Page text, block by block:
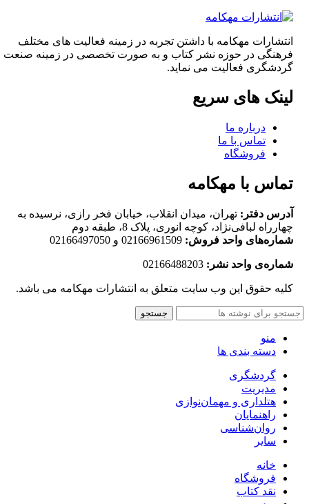
انتشارات مهکامه با داشتن تجربه در زمینه فعالیت های مختلف
فرهنگی در حوزه نشر کتاب و به صورت تخصصی در زمینه صنعت
گردشگری فعالیت می نماید.
لینک های سریع
درباره ما
تماس با ما
فروشگاه
تماس با مهکامه
آدرس دفتر: تهران، میدان انقلاب، خیابان فخر رازی، نرسیده به
چهارراه لبافی‌نژاد، کوچه انوری، پلاک 8، طبقه دوم
شماره‌های واحد فروش: 02166961509 و 02166497050
شماره‌‌ی واحد نشر:
کلیه حقوق این وب سایت متعلق به انتشارات مهکامه می باشد.
جستجو
منو
دسته بندی ها
گردشگری
مدیریت
هتلداری و مهمان‌نوازی
راهنمایان
روان‌شناسی
سایر
خانه
فروشگاه
نقد کتاب